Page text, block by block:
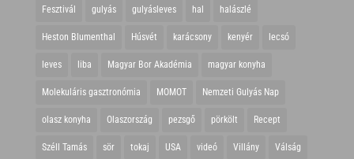
Fesztivál gulyás gulyásleves hal halászlé
Heston Blumenthal Húsvét karácsony kenyér lecsó
leves liba Magyar Bor Akadémia magyar konyha
Molekuláris gasztronómia MOMOT Nemzeti Gulyás Nap
olasz konyha Olaszország pezsgő pörkölt Recept
Széll Tamás sör tokaj USA videó Villány Válság